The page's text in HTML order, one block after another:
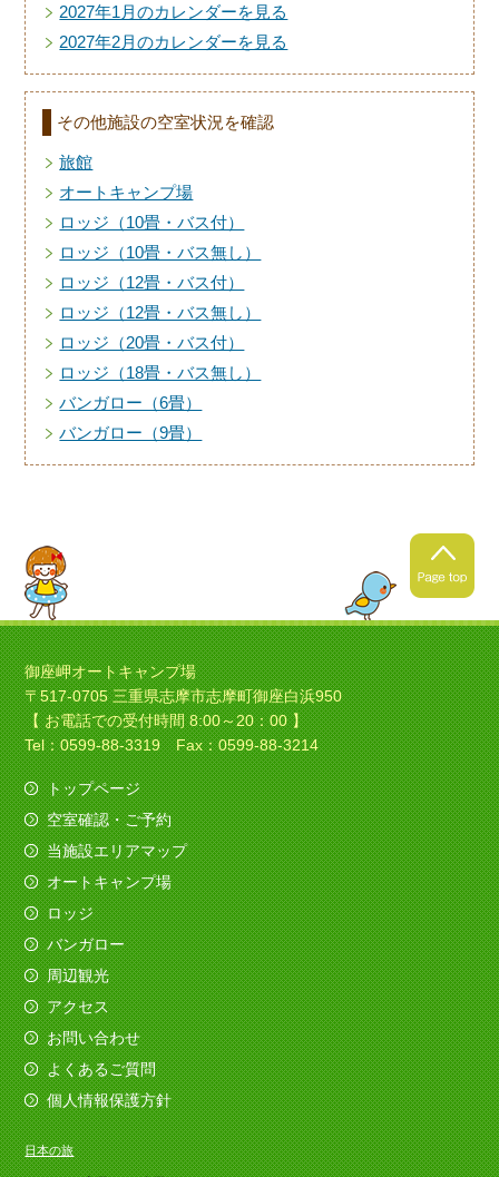
2027年1月のカレンダーを見る
2027年2月のカレンダーを見る
その他施設の空室状況を確認
旅館
オートキャンプ場
ロッジ（10畳・バス付）
ロッジ（10畳・バス無し）
ロッジ（12畳・バス付）
ロッジ（12畳・バス無し）
ロッジ（20畳・バス付）
ロッジ（18畳・バス無し）
バンガロー（6畳）
バンガロー（9畳）
御座岬オートキャンプ場
〒517-0705 三重県志摩市志摩町御座白浜950
【 お電話での受付時間 8:00～20：00 】
Tel：0599-88-3319 Fax：0599-88-3214
日本の旅
トップページ
空室確認・ご予約
当施設エリアマップ
オートキャンプ場
ロッジ
バンガロー
周辺観光
アクセス
お問い合わせ
よくあるご質問
個人情報保護方針